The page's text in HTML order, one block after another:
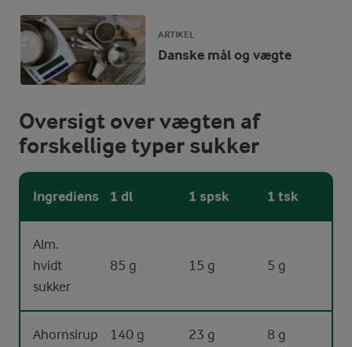
ARTIKEL
Danske mål og vægte
Oversigt over vægten af
forskellige typer sukker
Ingrediens 1 dl 1 spsk 1 tsk
Alm.
hvidt
sukker
85 g 15 g 5 g
Ahornsirup 140 g 23 g 8 g